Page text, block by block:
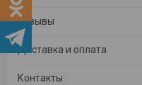
Отзывы
Доставка и оплата
Контакты